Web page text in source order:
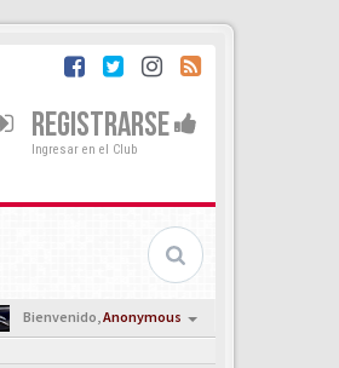
REGISTRARSE
Ingresar en el Club
Bienvenido,Anonymous